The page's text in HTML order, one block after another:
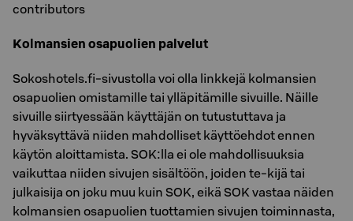
contributors
Kolmansien osapuolien palvelut
Sokoshotels.fi-sivustolla voi olla linkkejä kolmansien
osapuolien omistamille tai ylläpitämille sivuille. Näille
sivuille siirtyessään käyttäjän on tutustuttava ja
hyväksyttävä niiden mahdolliset käyttöehdot ennen
käytön aloittamista. SOK:lla ei ole mahdollisuuksia
vaikuttaa niiden sivujen sisältöön, joiden te-kijä tai
julkaisija on joku muu kuin SOK, eikä SOK vastaa näiden
kolmansien osapuolien tuottamien sivujen toiminnasta,